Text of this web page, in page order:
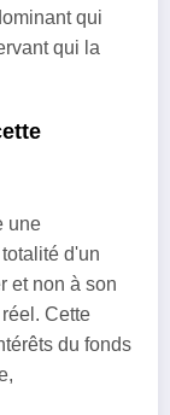
qui
qui la
une
d'un
et non à son
Cette
du fonds